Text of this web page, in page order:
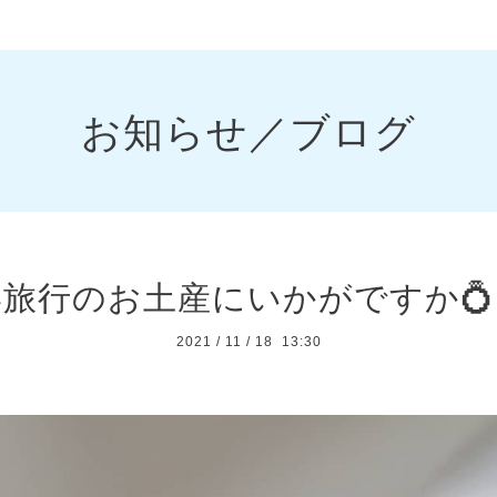
お知らせ／ブログ
行のお土産にいかがですか
2021 / 11 / 18 13:30